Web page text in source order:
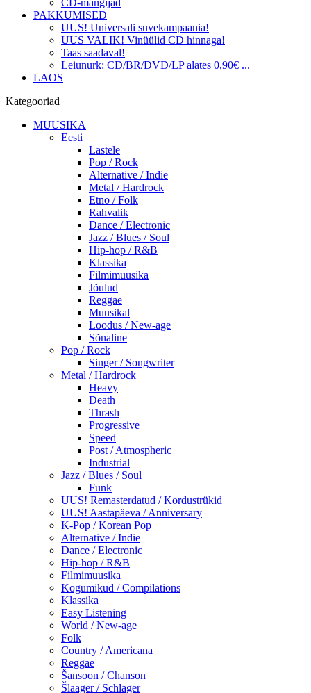
CD-mängijad
PAKKUMISED
UUS! Universali suvekampaania!
UUS VALIK! Vinüülid CD hinnaga!
Taas saadaval!
Leiunurk: CD/BR/DVD/LP alates 0,90€ ...
LAOS
Kategooriad
MUUSIKA
Eesti
Lastele
Pop / Rock
Alternative / Indie
Metal / Hardrock
Etno / Folk
Rahvalik
Dance / Electronic
Jazz / Blues / Soul
Hip-hop / R&B
Klassika
Filmimuusika
Jõulud
Reggae
Muusikal
Loodus / New-age
Sõnaline
Pop / Rock
Singer / Songwriter
Metal / Hardrock
Heavy
Death
Thrash
Progressive
Speed
Post / Atmospheric
Industrial
Jazz / Blues / Soul
Funk
UUS! Remasterdatud / Kordustrükid
UUS! Aastapäeva / Anniversary
K-Pop / Korean Pop
Alternative / Indie
Dance / Electronic
Hip-hop / R&B
Filmimuusika
Kogumikud / Compilations
Klassika
Easy Listening
World / New-age
Folk
Country / Americana
Reggae
Šansoon / Chanson
Šlaager / Schlager